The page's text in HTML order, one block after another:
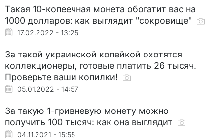
Такая 10-копеечная монета обогатит вас на
1000 долларов: как выглядит "сокровище"
17.02.2022 - 13:25
За такой украинской копейкой охотятся
коллекционеры, готовые платить 26 тысяч.
Проверьте ваши копилки!
05.01.2022 - 14:57
За такую 1-гривневую монету можно
получить 100 тысяч: как она выглядит
04.11.2021 - 15:55